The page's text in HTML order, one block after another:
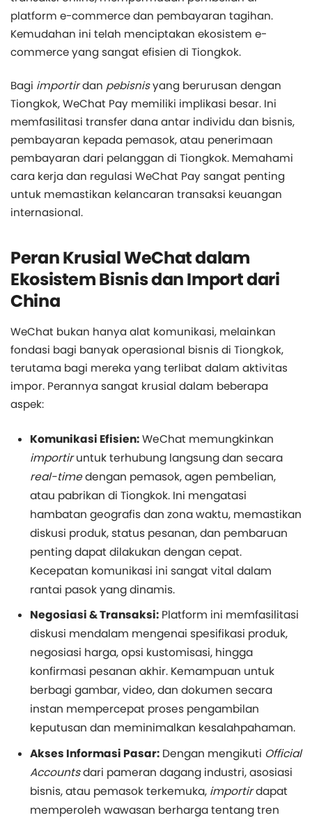
platform e-commerce dan pembayaran tagihan.
Kemudahan ini telah menciptakan ekosistem e-
commerce yang sangat efisien di Tiongkok.
Bagi importirdan pebisnisyang berurusan dengan
Tiongkok, WeChat Pay memiliki implikasi besar. Ini
memfasilitasi transfer dana antar individu dan bisnis,
pembayaran kepada pemasok, atau penerimaan
pembayaran dari pelanggan di Tiongkok. Memahami
cara kerja dan regulasi WeChat Pay sangat penting
untuk memastikan kelancaran transaksi keuangan
internasional.
Peran Krusial WeChat dalam
Ekosistem Bisnis dan Import dari
China
WeChat bukan hanya alat komunikasi, melainkan
fondasi bagi banyak operasional bisnis di Tiongkok,
terutama bagi mereka yang terlibat dalam aktivitas
impor. Perannya sangat krusial dalam beberapa
aspek:
Komunikasi Efisien:WeChat memungkinkan
importiruntuk terhubung langsung dan secara
real-timedengan pemasok, agen pembelian,
atau pabrikan di Tiongkok. Ini mengatasi
hambatan geografis dan zona waktu, memastikan
diskusi produk, status pesanan, dan pembaruan
penting dapat dilakukan dengan cepat.
Kecepatan komunikasi ini sangat vital dalam
rantai pasok yang dinamis.
Negosiasi & Transaksi: Platform ini memfasilitasi
diskusi mendalam mengenai spesifikasi produk,
negosiasi harga, opsi kustomisasi, hingga
konfirmasi pesanan akhir. Kemampuan untuk
berbagi gambar, video, dan dokumen secara
instan mempercepat proses pengambilan
keputusan dan meminimalkan kesalahpahaman.
Akses Informasi Pasar: Dengan mengikuti Official
Accountsdari pameran dagang industri, asosiasi
bisnis, atau pemasok terkemuka, importirdapat
memperoleh wawasan berharga tentang tren